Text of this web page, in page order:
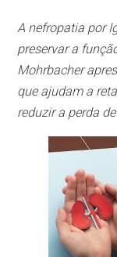
A nefropatia por
preservar a
Mohrbacher
que ajudam a
reduzir a perda